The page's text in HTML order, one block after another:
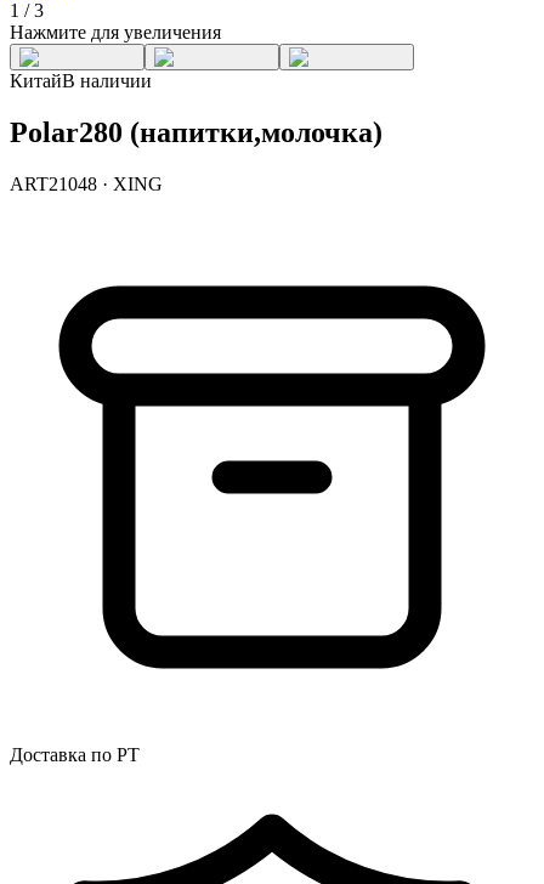
1 /3
Нажмите для увеличения
КитайВ наличии
Polar280 (напитки,молочка)
ART21048 · XING
Доставка по РТ